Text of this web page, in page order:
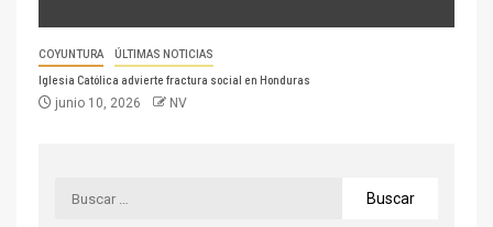
COYUNTURA ÚLTIMAS NOTICIAS
Iglesia Católica advierte fractura social en Honduras
junio 10, 2026 NV